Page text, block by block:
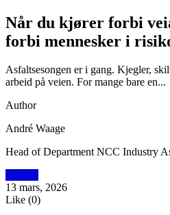
Når du kjører forbi
forbi mennesker i
Asfaltsesongen er i gang. Kjegler,
arbeid på veien. For mange bare en...
Author
André Waage
Head of Department NCC Industry
Utblikk
13 mars, 2026
Like (0)